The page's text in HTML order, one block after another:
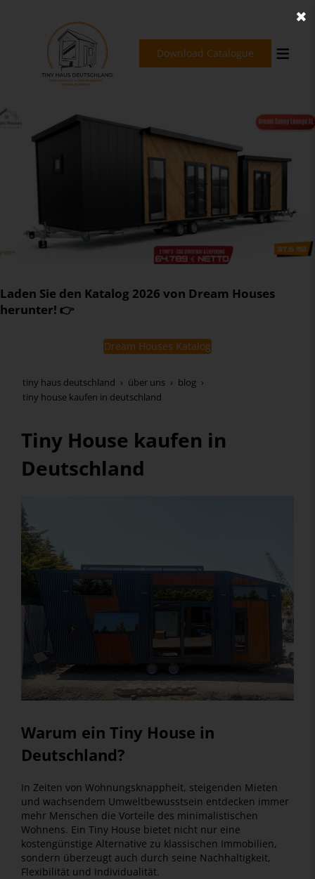
Download Catalogue
Laden Sie den Katalog 2026 von Dream Houses
herunter! 👉
Dream Houses Katalog
tiny haus deutschland über uns
blog
tiny house kaufen in deutschland
Tiny House kaufen in
Deutschland
Warum ein Tiny House in
Deutschland?
In Zeiten von Wohnungsknappheit, steigenden Mieten
und wachsendem Umweltbewusstsein entdecken immer
mehr Menschen die Vorteile des minimalistischen
Wohnens. Ein Tiny House bietet nicht nur eine
kostengünstige Alternative zu klassischen Immobilien,
sondern überzeugt auch durch seine Nachhaltigkeit,
Flexibilität und Individualität.
✖